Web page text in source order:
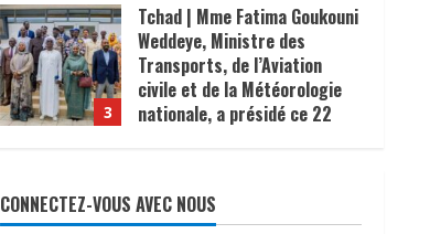
interministérielle consacrée
à la mise en œuvre de la
décision du président de la
République, le Maréchal
Mahamat Idriss Déby Itno,
les ressortissants des pays
africains.
4
Mayo-Kebbi Est|Coris Bank
Internationale Tchad ouvre
officiellement une agence à
Bongor
16 juillet 2026
𝒉𝒚𝒅𝒓𝒊𝒒𝒖𝒆 𝒆𝒏 𝑨𝒇𝒓𝒊𝒒𝒖𝒆 𝒂𝒗𝒆𝒄 𝒍𝒆
CONNECTEZ-VOUS AVEC NOUS